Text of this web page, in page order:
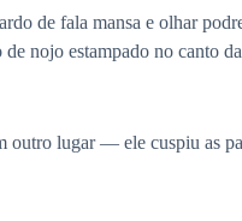
de fala mansa e olhar
nojo estampado no canto
lugar — ele cuspiu as